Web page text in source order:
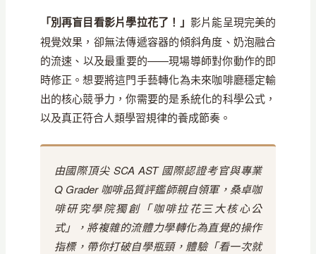
「別再盲目看影片學拉花了！」 影片能呈現完美的
視覺效果，卻無法傳遞容器的傾斜角度、奶泡融合
的流速、以及最重要的——現場導師對你動作的即
時修正。想要將這門手藝轉化為未來咖啡廳穩定輸
出的核心競爭力，你需要的是系統化的科學公式，
以及真正符合人類學習規律的養成節奏。
由國際頂尖 SCA AST 國際認證考官與專業
Q Grader 咖啡品質評鑑師親自領軍，桑卓咖
啡研究學院獨創「咖啡拉花三大核心公
式」，將複雜的流體力學轉化為直覺的操作
指標，帶你打破自學瓶頸，體驗「看一次就